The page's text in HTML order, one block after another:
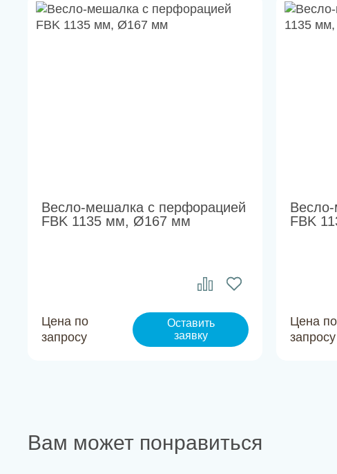
Весло-мешалка с перфорацией
FBK 1135 мм, Ø167 мм
Цена по
запросу
Оставить
заявку
FBK
Цена по
запросу
Вам может понравиться